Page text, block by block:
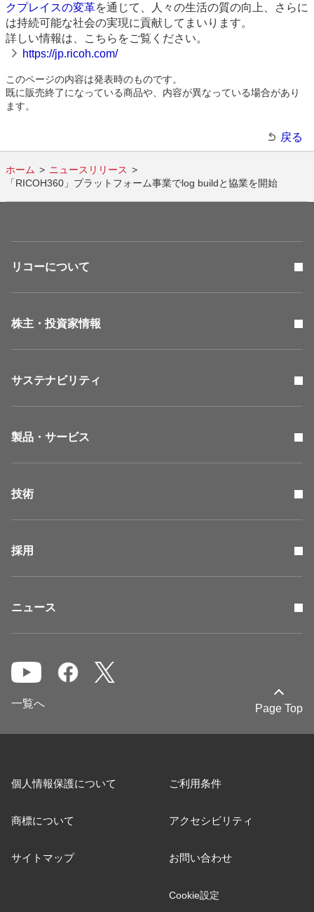
クプレイスの変革を通じて、人々の生活の質の向上、さらに
は持続可能な社会の実現に貢献してまいります。
詳しい情報は、こちらをご覧ください。
https://jp.ricoh.com/
このページの内容は発表時のものです。
既に販売終了になっている商品や、内容が異なっている場合があり
ます。
戻る
ホーム
ニュースリリース
「RICOH360」プラットフォーム事業でlog buildと協業を開始
リコーについて
株主・投資家情報
サステナビリティ
製品・サービス
技術
採用
ニュース
Page Top
一覧へ
個人情報保護について ご利用条件
商標について アクセシビリティ
サイトマップ お問い合わせ
Cookie設定